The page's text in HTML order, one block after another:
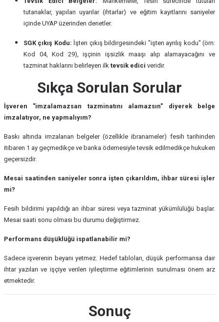
tutanaklar, yapılan uyarılar (ihtarlar) ve eğitim kayıtlarını saniyeler
içinde UYAP üzerinden denetler.
SGK çıkış Kodu: İşten çıkış bildirgesindeki "işten ayrılış kodu" (örn:
Kod 04, Kod 29), işçinin işsizlik maaşı alıp alamayacağını ve
tazminat haklarını belirleyen ilk tevsik edici veridir.
Sıkça Sorulan Sorular
İşveren "imzalamazsan tazminatını alamazsın" diyerek belge
imzalatıyor, ne yapmalıyım?
Baskı altında imzalanan belgeler (özellikle ibranameler) fesih tarihinden
itibaren 1 ay geçmedikçe ve banka ödemesiyle tevsik edilmedikçe hukuken
geçersizdir.
Mesai saatinden saniyeler sonra işten çıkarıldım, ihbar süresi işler
mi?
Fesih bildirimi yapıldığı an ihbar süresi veya tazminat yükümlülüğü başlar.
Mesai saati sonu olması bu durumu değiştirmez.
Performans düşüklüğü ispatlanabilir mi?
Sadece işverenin beyanı yetmez. Hedef tabloları, düşük performansa dair
ihtar yazıları ve işçiye verilen iyileştirme eğitimlerinin sunulması önem arz
etmektedir.
Sonuç